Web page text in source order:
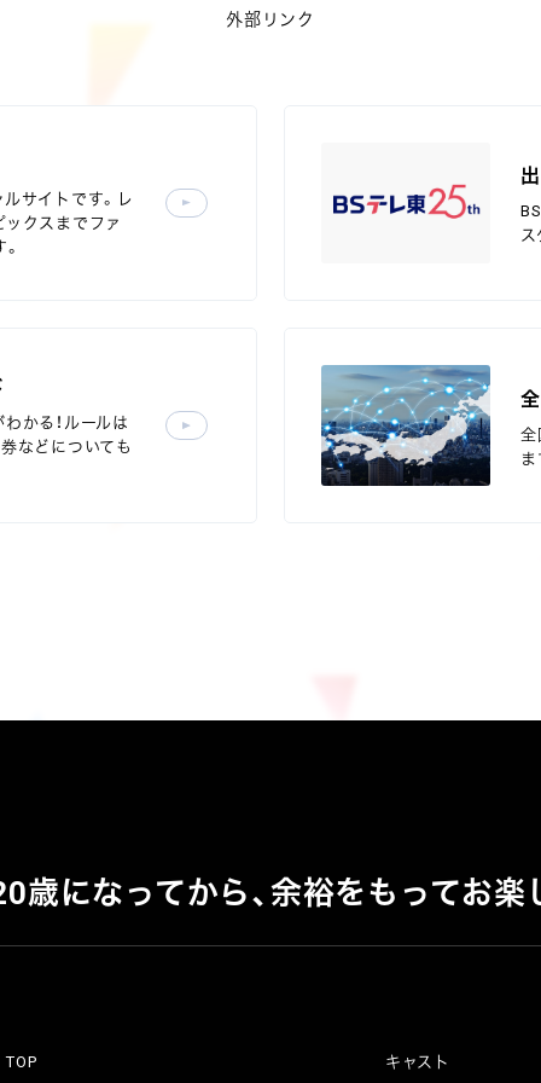
外部リンク
サイトです。レ
クスまでファ
ス
かる！ルールは
などについても
全
ま
歳になってから、 余裕をもってお楽
TOP キャスト